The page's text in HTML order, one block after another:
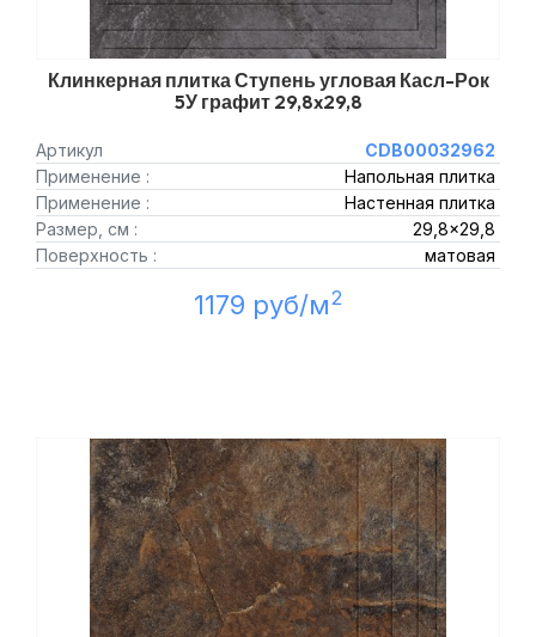
Клинкерная плитка Ступень угловая Касл-Рок
5У графит 29,8x29,8
Артикул
CDB00032962
Применение :
Напольная плитка
Применение :
Настенная плитка
Размер, см :
29,8x29,8
Поверхность :
матовая
1179 руб/м2